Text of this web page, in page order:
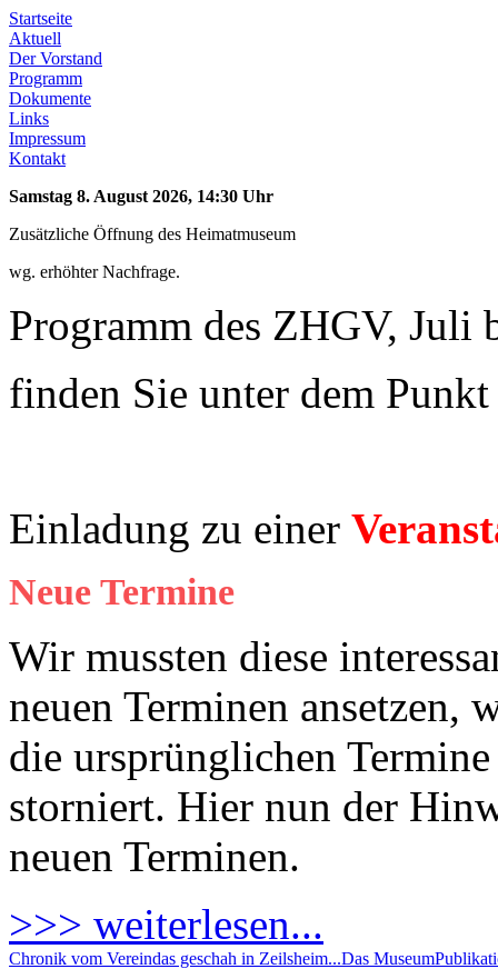
Startseite
Aktuell
Der Vorstand
Programm
Dokumente
Links
Impressum
Kontakt
Samstag 8. August 2026, 14:30 Uhr
Zusätzliche Öffnung des Heimatmuseum
wg. erhöhter Nachfrage.
Programm des ZHGV, Juli
finden Sie unter dem
Einladung zu einer
Neue Termine
Wir mussten diese
neuen Terminen ansetzen,
die ursprünglichen
storniert. Hier nun der
neuen Terminen.
>>> weiterlesen...
Chronik vom Vereindas geschah in Zeilsheim...Das Museum